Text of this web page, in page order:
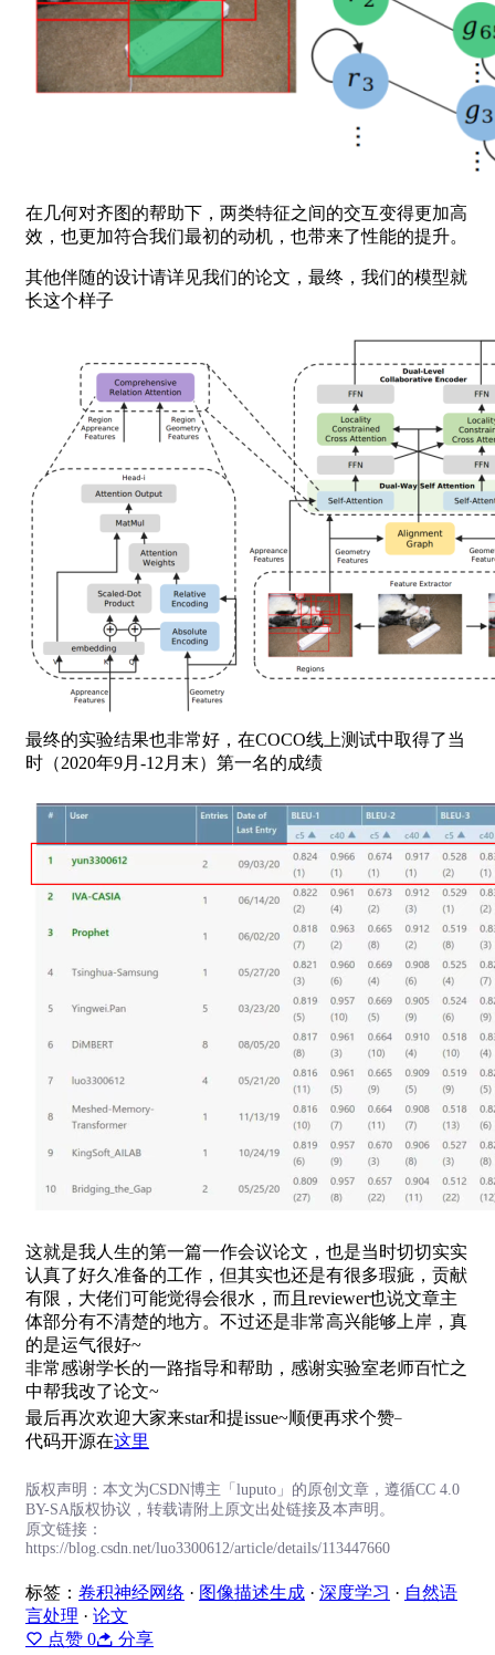
在几何对齐图的帮助下，两类特征之间的交互变得更加高
效，也更加符合我们最初的动机，也带来了性能的提升。
其他伴随的设计请详见我们的论文，最终，我们的模型就
长这个样子
最终的实验结果也非常好，在COCO线上测试中取得了当
时（2020年9月-12月末）第一名的成绩
这就是我人生的第一篇一作会议论文，也是当时切切实实
认真了好久准备的工作，但其实也还是有很多瑕疵，贡献
有限，大佬们可能觉得会很水，而且reviewer也说文章主
体部分有不清楚的地方。不过还是非常高兴能够上岸，真
的是运气很好~
非常感谢学长的一路指导和帮助，感谢实验室老师百忙之
中帮我改了论文~
最后再次欢迎大家来star和提issue~顺便再求个赞
代码开源在这里
版权声明：本文为CSDN博主「luputo」的原创文章，遵循CC 4.0
BY-SA版权协议，转载请附上原文出处链接及本声明。
原文链接：
https://blog.csdn.net/luo3300612/article/details/113447660
标签： 卷积神经网络 · 图像描述生成 · 深度学习 · 自然语
言处理 · 论文
点赞 0 分享